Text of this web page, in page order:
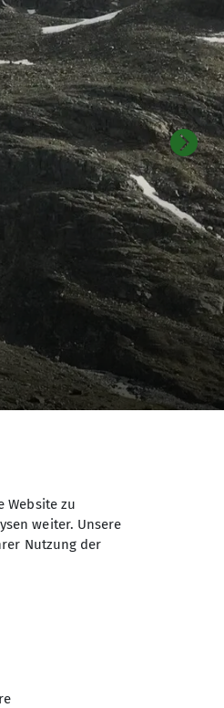
Website zu
weiter. Unsere
Nutzung der